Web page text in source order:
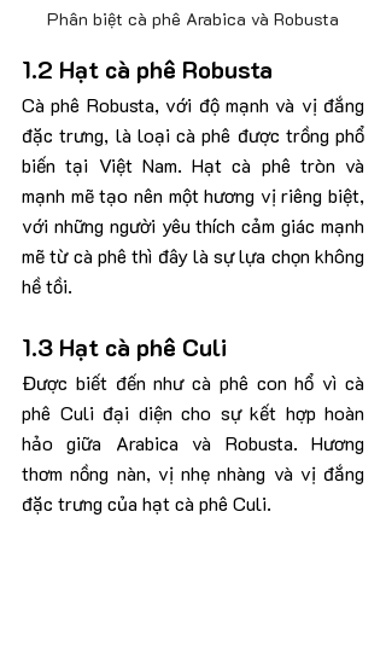
Phân biệt cà phê Arabica và Robusta
1.2 Hạt cà phê Robusta
Cà phê Robusta, với độ mạnh và vị đắng
đặc trưng, là loại cà phê được trồng phổ
biến tại Việt Nam. Hạt cà phê tròn và
mạnh mẽ tạo nên một hương vị riêng biệt,
với những người yêu thích cảm giác mạnh
mẽ từ cà phê thì đây là sự lựa chọn không
hề tồi.
1.3 Hạt cà phê Culi
Được biết đến như cà phê con hổ vì cà
phê Culi đại diện cho sự kết hợp hoàn
hảo giữa Arabica và Robusta. Hương
thơm nồng nàn, vị nhẹ nhàng và vị đắng
đặc trưng của hạt cà phê Culi.